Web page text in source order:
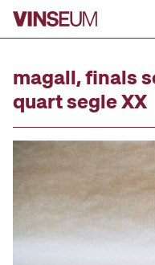
Go to content
magall, finals
quart segle XX